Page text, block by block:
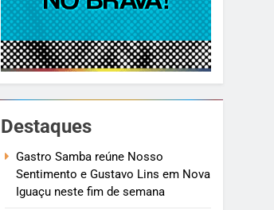
Destaques
Gastro Samba reúne Nosso
Sentimento e Gustavo Lins em Nova
Iguaçu neste fim de semana